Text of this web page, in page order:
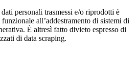
personali trasmessi e/o riprodotti è
all’addestramento di sistemi di
È altresì fatto divieto espresso di
di data scraping.